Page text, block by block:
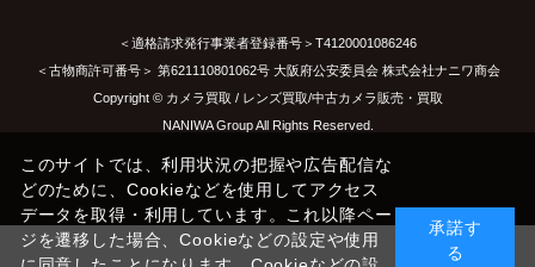
＜適格請求発行事業者登録番号＞T4120001086246
＜古物商許可番号＞ 第621110801062号 大阪府公安委員会 株式会社ナニワ商会
Copyright © カメラ買取 / レンズ買取/中古カメラ販売・買取
NANIWA Group All Rights Reserved.
このサイトでは、利用状況の把握や広告配信な
どのために、Cookieなどを使用してアクセス
データを取得・利用しています。これ以降ペー
ジを遷移した場合、Cookieなどの設定や使用
承諾す
る